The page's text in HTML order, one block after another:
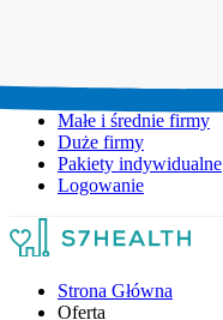
Małe i średnie firmy
Duże firmy
Pakiety indywidualne
Logowanie
Strona Główna
Oferta